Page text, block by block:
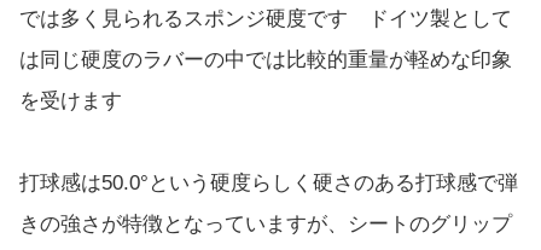
では多く見られるスポンジ硬度です ドイツ製として
は同じ硬度のラバーの中では比較的重量が軽めな印象
を受けます
打球感は50.0°という硬度らしく硬さのある打球感で弾
きの強さが特徴となっていますが、シートのグリップ